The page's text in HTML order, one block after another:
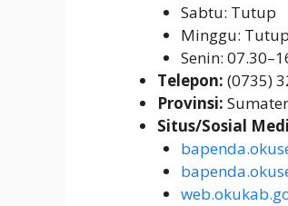
Sabtu: Tutup
Minggu: Tutup
Senin:
Telepon: (0735)
Provinsi:
Situs/Sosial